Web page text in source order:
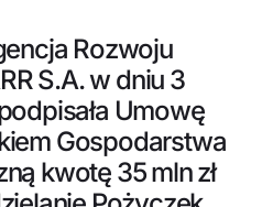
Rozwoju
S.A. w dniu 3
Umowę
Gospodarstwa
kwotę 35 mln zł